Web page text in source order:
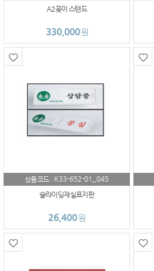
A2꽂이 스텐드
330,000원
상품코드 : K33-652-01_045
슬라이딩재실표지판
26,400원